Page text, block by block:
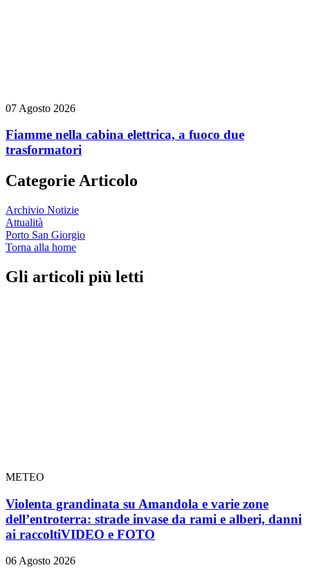
07 Agosto 2026
Fiamme nella cabina elettrica, a fuoco due
trasformatori
Categorie Articolo
Archivio Notizie
Attualità
Porto San Giorgio
Torna alla home
Gli articoli più letti
METEO
Violenta grandinata su Amandola e varie zone
dell’entroterra: strade invase da rami e alberi, danni
ai raccoltiVIDEO e FOTO
06 Agosto 2026